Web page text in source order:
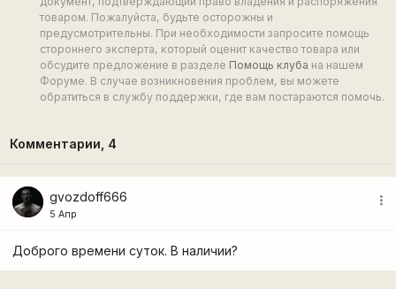
товаром. Пожалуйста, будьте осторожны и
предусмотрительны. При необходимости запросите помощь
стороннего эксперта, который оценит качество товара или
обсудите предложение в разделе Помощь клуба на нашем
Форуме. В случае возникновения проблем, вы можете
обратиться в службу поддержки, где вам постараются помочь.
Комментарии, 4
gvozdoff666
5 Апр
more_vert
Доброго времени суток. В наличии?